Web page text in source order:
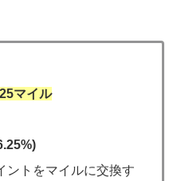
マイル
ントをマイルに交換す